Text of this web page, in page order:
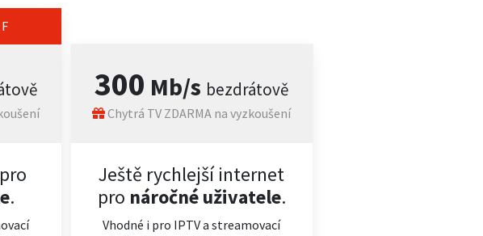
.
300 Mb/s bezdrátově
Chytrá TV ZDARMA na vyzkoušení
Ještě rychlejší internet
pro náročné uživatele.
Vhodné i pro IPTV a streamovací